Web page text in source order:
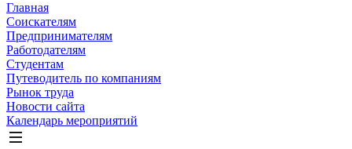
Главная
Соискателям
Предпринимателям
Работодателям
Студентам
Путеводитель по компаниям
Рынок труда
Новости сайта
Календарь мероприятий